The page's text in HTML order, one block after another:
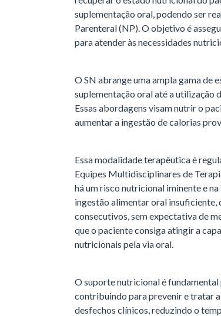
suplementação oral, podendo ser
Parenteral (NP). O objetivo é
para atender às necessidades
O SN abrange uma ampla gama de
suplementação oral até a utilização
Essas abordagens visam nutrir o
aumentar a ingestão de calorias
Essa modalidade terapêutica é
Equipes Multidisciplinares de
há um risco nutricional iminente e
ingestão alimentar oral insuficiente,
consecutivos, sem expectativa de
que o paciente consiga atingir a
nutricionais pela via oral.
O suporte nutricional é
contribuindo para prevenir e tratar
desfechos clínicos, reduzindo o